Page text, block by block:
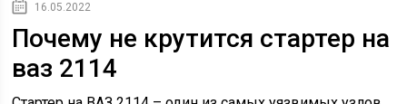
16.05.2022
Почему не крутится стартер на
ваз 2114